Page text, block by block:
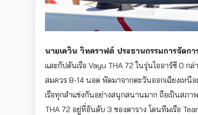
นายเควิน วิทคราฟต์ ประธานกรรมการจัดก
และกัปตันเรือ Vayu THA 72 ในรุ่นไออาร์ซี 0 ก
สมควร 8-14 นอต พัดมาจากตะวันออกเฉียงเหนื
เรือทุกลำแข่งกันอย่างสนุกสนานมาก ถือเป็นสภา
THA 72 อยู่ที่อันดับ 3 ของตาราง โดนทีมเรือ